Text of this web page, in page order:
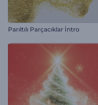
Parıltılı Parçacıklar İntro